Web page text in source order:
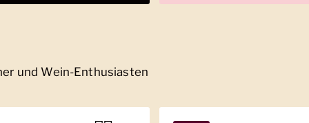
und Wein-Enthusiasten